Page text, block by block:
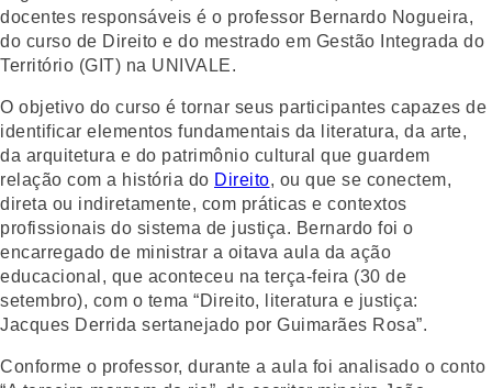
docentes responsáveis é o professor Bernardo Nogueira,
do curso de Direito e do mestrado em Gestão Integrada do
Território (GIT) na UNIVALE.
O objetivo do curso é tornar seus participantes capazes de
identificar elementos fundamentais da literatura, da arte,
da arquitetura e do patrimônio cultural que guardem
relação com a história do Direito, ou que se conectem,
direta ou indiretamente, com práticas e contextos
profissionais do sistema de justiça. Bernardo foi o
encarregado de ministrar a oitava aula da ação
educacional, que aconteceu na terça-feira (30 de
setembro), com o tema “Direito, literatura e justiça:
Jacques Derrida sertanejado por Guimarães Rosa”.
Conforme o professor, durante a aula foi analisado o conto